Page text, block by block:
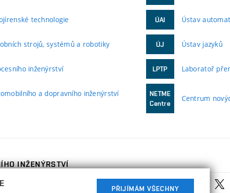
technologie
strojů, systémů a robotiky
inženýrství
a dopravního inženýrství
ÚAI Ústav
ÚJ Ústav jazyků
LPTP Laboratoř
NETME
Centre
Centrum
INŽENÝRSTVÍ
PŘIJÍMÁM VŠECHNY